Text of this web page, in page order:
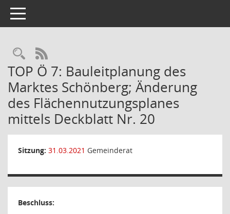
Toggle navigation
Rechercheauswahl
RSS-Feed
TOP Ö 7: Bauleitplanung des
Marktes Schönberg; Änderung
des Flächennutzungsplanes
mittels Deckblatt Nr. 20
Sitzung: 31.03.2021 Gemeinderat
Beschluss: